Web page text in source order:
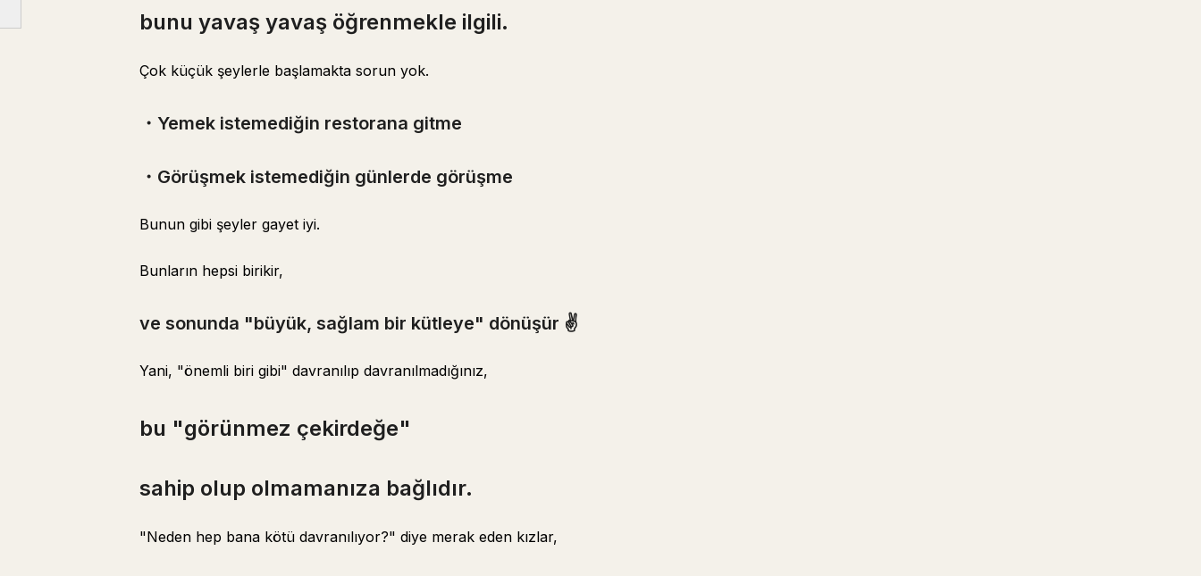
bu "görünmez çekirdeğe"
Aşağıdaki makaleden "Görünmez bir çekirdek nasıl oluşturulur" öğrenin~ ✌️
bunu yavaş yavaş öğrenmekle ilgili.
Çok küçük şeylerle başlamakta sorun yok.
・Yemek istemediğin restorana gitme
・Görüşmek istemediğin günlerde görüşme
Bunun gibi şeyler gayet iyi.
Bunların hepsi birikir,
ve sonunda "büyük, sağlam bir kütleye" dönüşür ✌️
Yani, "önemli biri gibi" davranılıp davranılmadığınız,
bu "görünmez çekirdeğe"
sahip olup olmamanıza bağlıdır.
"Neden hep bana kötü davranılıyor?" diye merak eden kızlar,